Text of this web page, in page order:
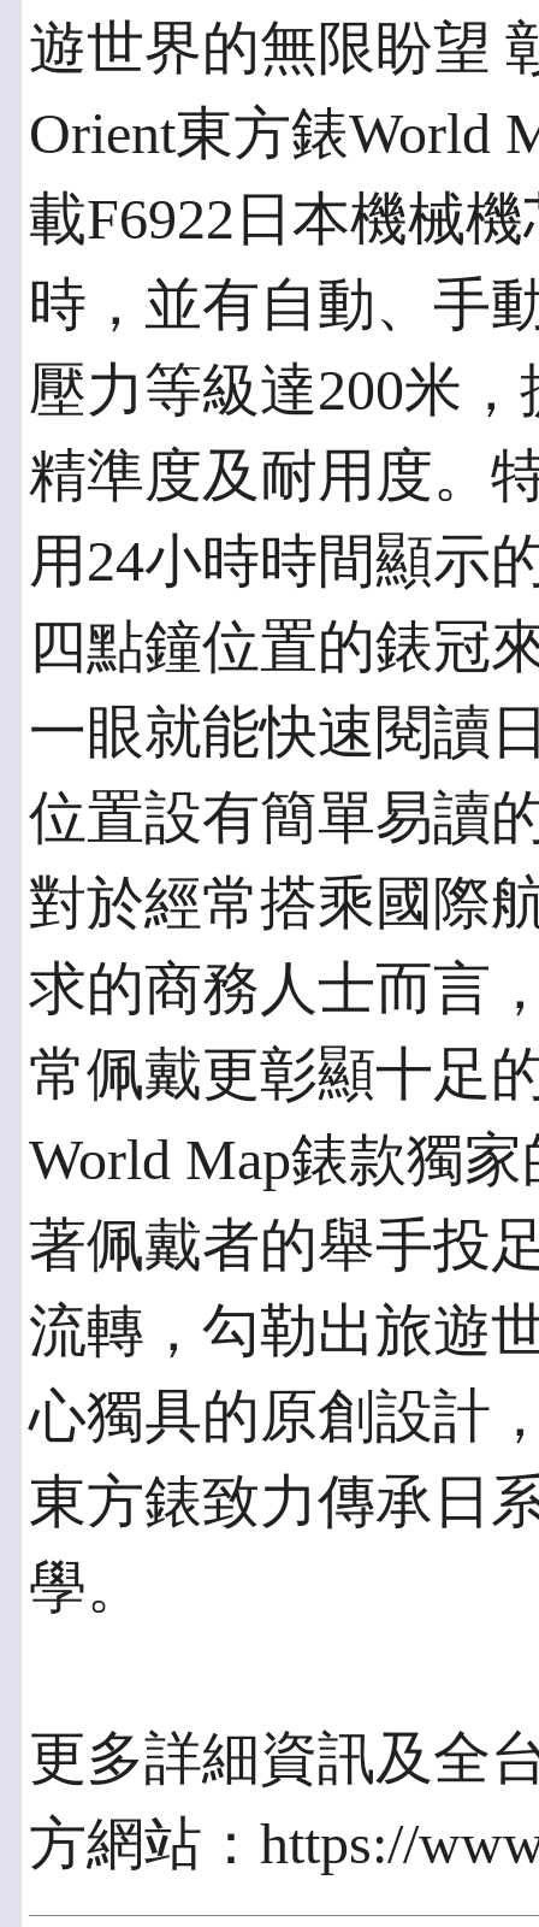
遊世界的無限盼望
Orient東方錶World
載F6922日本機械
時，並有自動、手
壓力等級達200米
精準度及耐用度。
用24小時時間顯示
四點鐘位置的錶冠
一眼就能快速閱讀
位置設有簡單易讀
對於經常搭乘國際
求的商務人士而言
常佩戴更彰顯十足
World Map錶款獨
著佩戴者的舉手投
流轉，勾勒出旅遊
心獨具的原創設計
東方錶致力傳承日
學。
更多詳細資訊及全
方網站：https://